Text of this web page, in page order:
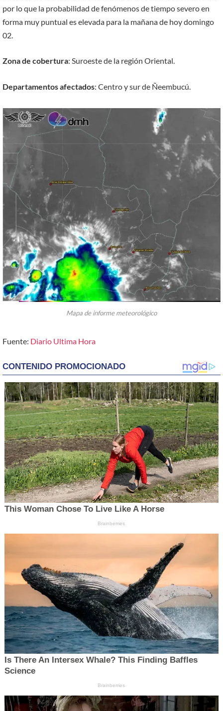
por lo que la probabilidad de fenómenos de tiempo severo en
forma muy puntual es elevada para la mañana de hoy domingo
02.
Zona de cobertura: Suroeste de la región Oriental.
Departamentos afectados: Centro y sur de Ñeembucú.
Mapa de informe meteorológico
Fuente: Diario Ultima Hora